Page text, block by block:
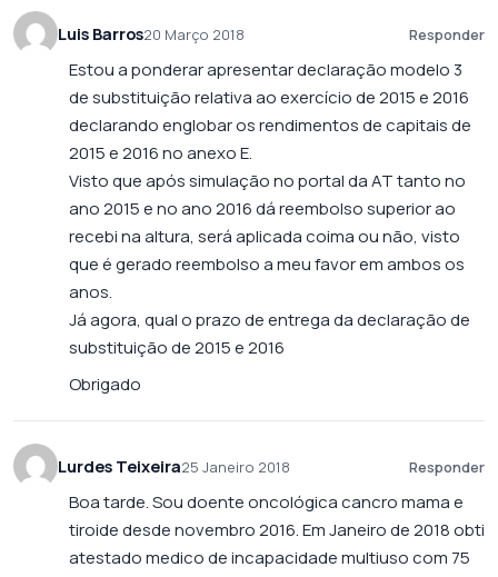
Luis Barros20 Março 2018 Responder
Estou a ponderar apresentar declaração modelo 3
de substituição relativa ao exercício de 2015 e 2016
declarando englobar os rendimentos de capitais de
2015 e 2016 no anexo E.
Visto que após simulação no portal da AT tanto no
ano 2015 e no ano 2016 dá reembolso superior ao
recebi na altura, será aplicada coima ou não, visto
que é gerado reembolso a meu favor em ambos os
anos.
Já agora, qual o prazo de entrega da declaração de
substituição de 2015 e 2016
Obrigado
Lurdes Teixeira25 Janeiro 2018 Responder
Boa tarde. Sou doente oncológica cancro mama e
tiroide desde novembro 2016. Em Janeiro de 2018 obti
atestado medico de incapacidade multiuso com 75